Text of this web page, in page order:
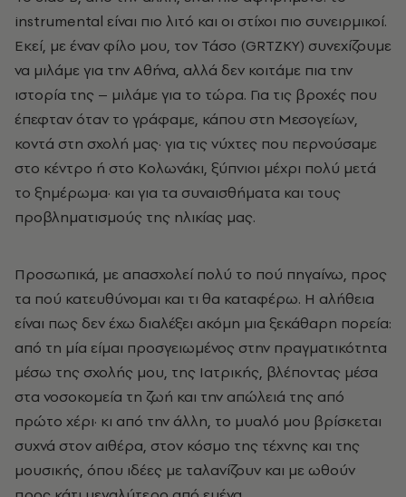
instrumental είναι πιο λιτό και οι στίχοι πιο συνειρμικοί.
Εκεί, με έναν φίλο μου, τον Τάσο (GRTZKY) συνεχίζουμε
να μιλάμε για την Αθήνα, αλλά δεν κοιτάμε πια την
ιστορία της – μιλάμε για το τώρα. Για τις βροχές που
έπεφταν όταν το γράφαμε, κάπου στη Μεσογείων,
κοντά στη σχολή μας· για τις νύχτες που περνούσαμε
στο κέντρο ή στο Κολωνάκι, ξύπνιοι μέχρι πολύ μετά
το ξημέρωμα· και για τα συναισθήματα και τους
προβληματισμούς της ηλικίας μας.
Προσωπικά, με απασχολεί πολύ το πού πηγαίνω, προς
τα πού κατευθύνομαι και τι θα καταφέρω. Η αλήθεια
είναι πως δεν έχω διαλέξει ακόμη μια ξεκάθαρη πορεία:
από τη μία είμαι προσγειωμένος στην πραγματικότητα
μέσω της σχολής μου, της Ιατρικής, βλέποντας μέσα
στα νοσοκομεία τη ζωή και την απώλειά της από
πρώτο χέρι· κι από την άλλη, το μυαλό μου βρίσκεται
συχνά στον αιθέρα, στον κόσμο της τέχνης και της
μουσικής, όπου ιδέες με ταλανίζουν και με ωθούν